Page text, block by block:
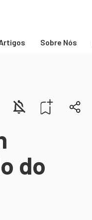
Sobre Nós
do